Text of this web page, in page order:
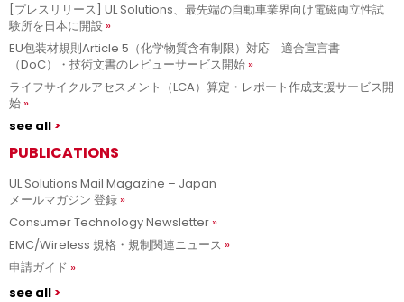
[プレスリリース] UL Solutions、最先端の自動車業界向け電磁両立性試
験所を日本に開設
EU包装材規則Article 5（化学物質含有制限）対応 適合宣言書
（DoC）・技術文書のレビューサービス開始
ライフサイクルアセスメント（LCA）算定・レポート作成支援サービス開
始
see all
PUBLICATIONS
UL Solutions Mail Magazine – Japan
メールマガジン 登録
Consumer Technology Newsletter
EMC/Wireless 規格・規制関連ニュース
申請ガイド
see all